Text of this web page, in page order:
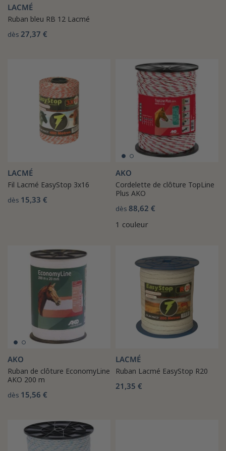
LACMÉ
Ruban bleu RB 12 Lacmé
dès 27,37 €
LACMÉ
Fil Lacmé EasyStop 3x16
dès 15,33 €
AKO
Cordelette de clôture TopLine
Plus AKO
dès 88,62 €
1 couleur
AKO
Ruban de clôture EconomyLine
AKO 200 m
dès 15,56 €
LACMÉ
Ruban Lacmé EasyStop R20
21,35 €